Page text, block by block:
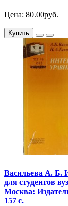
Цена: 80.00руб.
Купить
Васильева А. Б.
для студентов
Москва:
157 с.